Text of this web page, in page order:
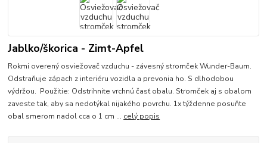
Jablko/škorica - Zimt-Apfel
Rokmi overený osviežovač vzduchu - závesný stromček Wunder-Baum.
Odstraňuje zápach z interiéru vozidla a prevonia ho. S dlhodobou
výdržou. Použitie: Odstrihnite vrchnú časť obalu. Stromček aj s obalom
zaveste tak, aby sa nedotýkal nijakého povrchu. 1x týždenne posuňte
obal smerom nadol cca o 1 cm ... celý popis